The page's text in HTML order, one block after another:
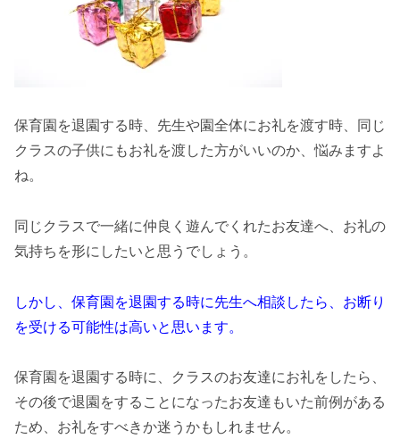
保育園を退園する時、先生や園全体にお礼を渡す時、同じ
クラスの子供にもお礼を渡した方がいいのか、悩みますよ
ね。
同じクラスで一緒に仲良く遊んでくれたお友達へ、お礼の
気持ちを形にしたいと思うでしょう。
しかし、保育園を退園する時に先生へ相談したら、お断り
を受ける可能性は高いと思います。
保育園を退園する時に、クラスのお友達にお礼をしたら、
その後で退園をすることになったお友達もいた前例がある
ため、お礼をすべきか迷うかもしれません。